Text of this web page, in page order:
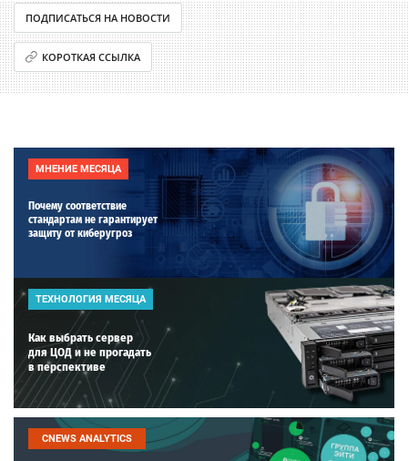
ПОДПИСАТЬСЯ НА НОВОСТИ
КОРОТКАЯ ССЫЛКА
МНЕНИЕ МЕСЯЦА
Почему соответствие
стандартам не гарантирует
защиту от киберугроз
ТЕХНОЛОГИЯ МЕСЯЦА
Как выбрать сервер
для ЦОД и не прогадать
в перспективе
CNEWS ANALYTICS